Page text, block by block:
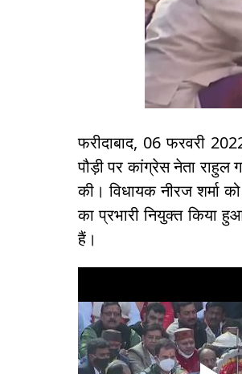
फरीदाबाद, 06 फरवरी
पौड़ी पर कांग्रेस नेता
की। विधायक नीरज शर्मा
का प्रभारी नियुक्त किया
हैं।